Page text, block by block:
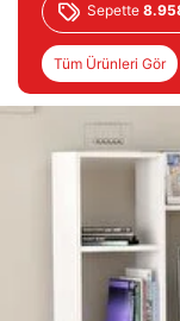
Sepette
Tüm Ürünleri Gör